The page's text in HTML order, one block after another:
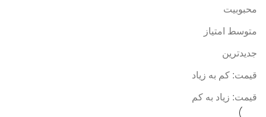
محبوبیت
متوسط امتیاز
جدیدترین
قیمت: کم به زیاد
قیمت: زیاد به کم